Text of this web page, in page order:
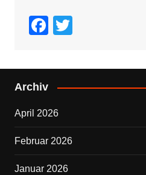
F
c
e
o
o
k
tt
er
Archiv
April 2026
Februar 2026
Januar 2026